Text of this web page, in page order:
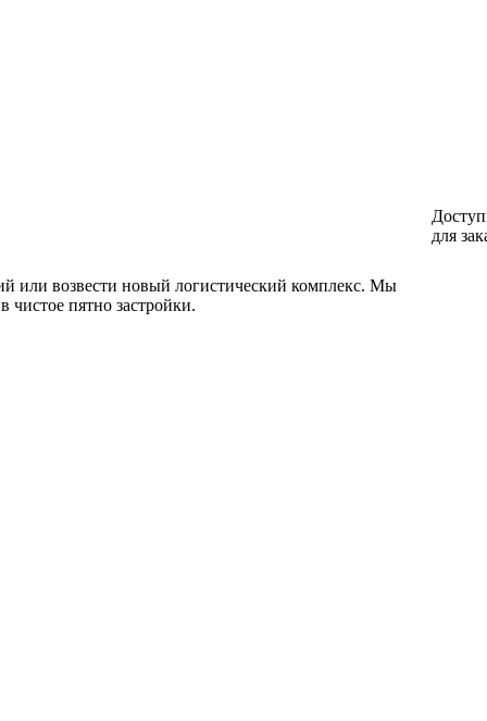
для
или возвести новый логистический комплекс. Мы
пятно застройки.